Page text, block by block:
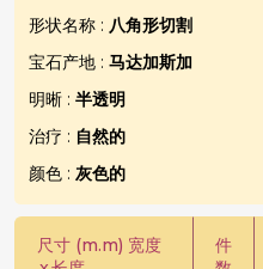
形状名称 : 八角形切割
宝石产地 : 马达加斯加
明晰 : 半透明
治疗 : 自然的
颜色 : 灰色的
尺寸 (m.m) 宽度
件